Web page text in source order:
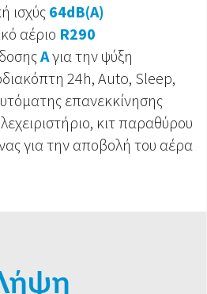
ισχύς64dB(A)
αέριο R290
Aγια την ψύξη
24h, Auto, Sleep,
επανεκκίνησης
κιτ παραθύρου
για την αποβολή του αέρα